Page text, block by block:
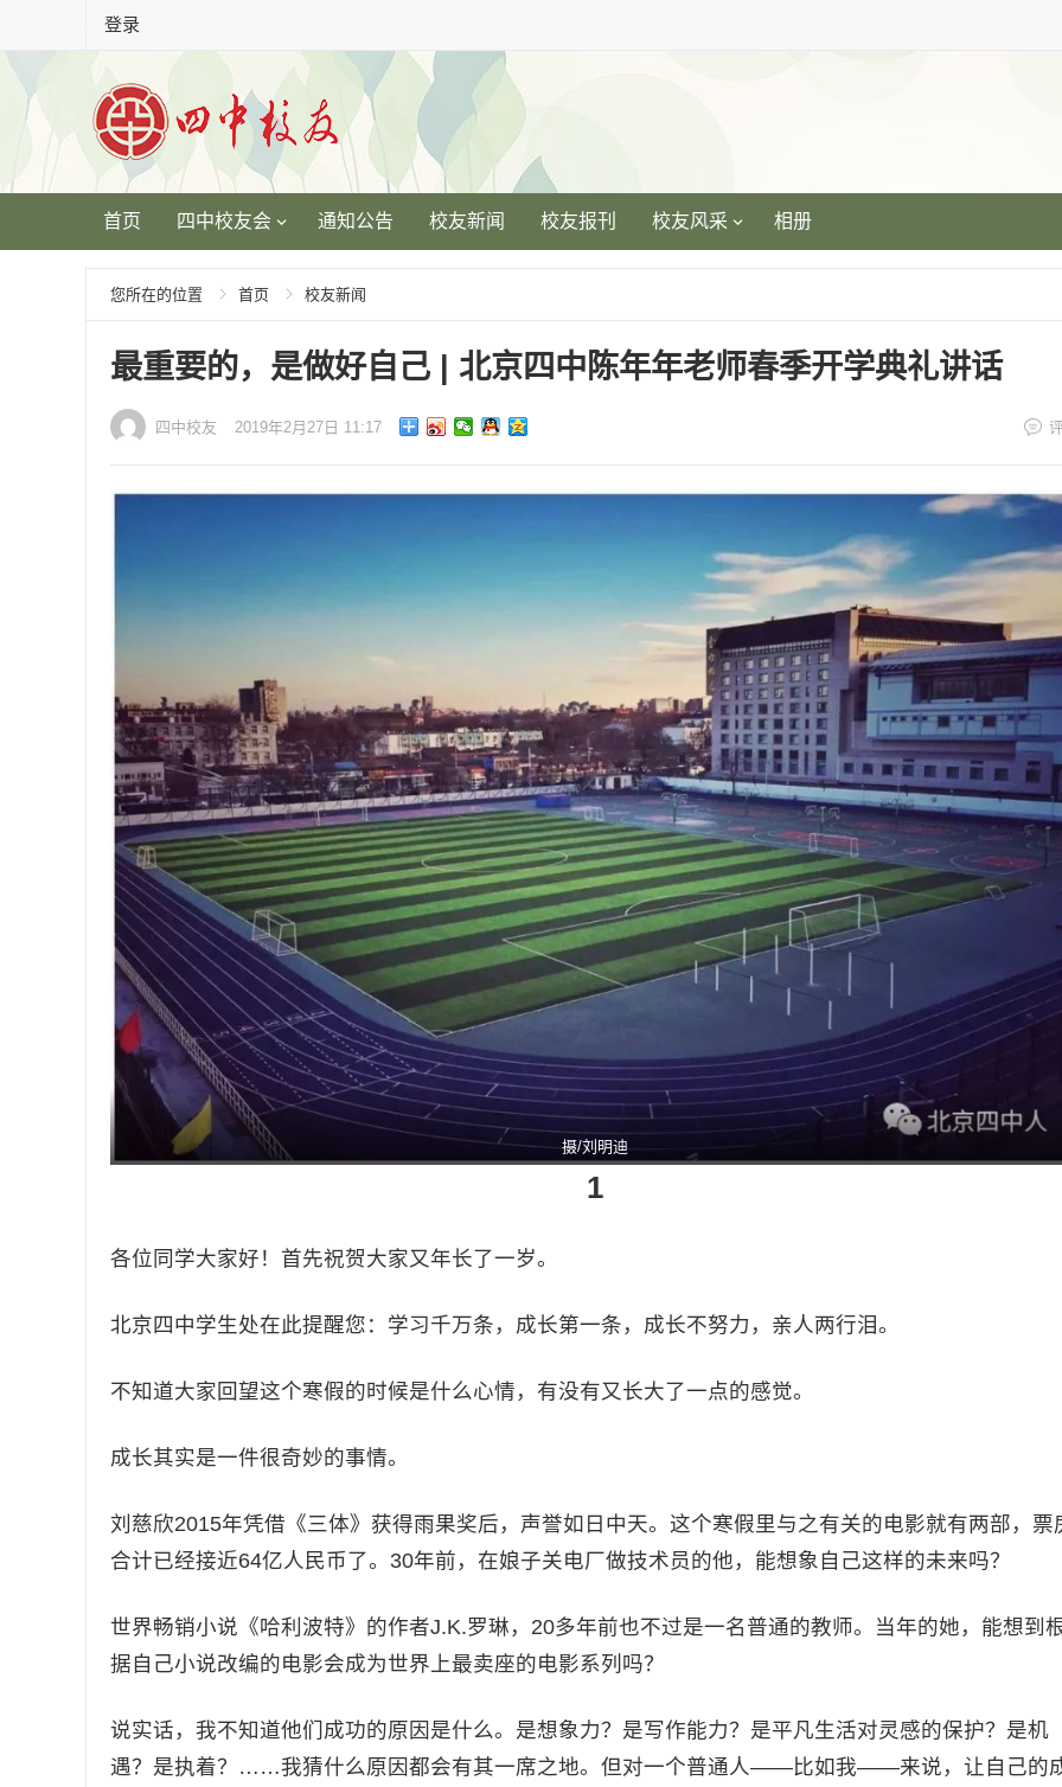
登录
首页 四中校友会 通知公告 校友新闻 校友报刊 校友风采 相册
您所在的位置 首页 校友新闻
最重要的，是做好自己 | 北京四中陈年年老师春季开学典礼讲话
四中校友 2019年2月27日 11:17
摄/刘明迪
1
各位同学大家好！首先祝贺大家又年长了一岁。
北京四中学生处在此提醒您：学习千万条，成长第一条，成长不努力，亲人两行泪。
不知道大家回望这个寒假的时候是什么心情，有没有又长大了一点的感觉。
成长其实是一件很奇妙的事情。
刘慈欣2015年凭借《三体》获得雨果奖后，声誉如日中天。这个寒假里与之有关的电影就有两部，票
合计已经接近64亿人民币了。30年前，在娘子关电厂做技术员的他，能想象自己这样的未来吗？
世界畅销小说《哈利波特》的作者J.K.罗琳，20多年前也不过是一名普通的教师。当年的她，能想到
据自己小说改编的电影会成为世界上最卖座的电影系列吗？
说实话，我不知道他们成功的原因是什么。是想象力？是写作能力？是平凡生活对灵感的保护？是机
遇？是执着？……我猜什么原因都会有其一席之地。但对一个普通人——比如我——来说，让自己的